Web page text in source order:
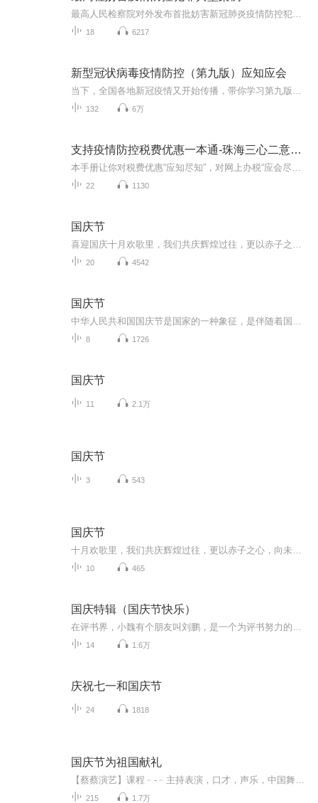
18 6217
新型冠状病毒疫情防控（第九版）应知应会
132 6万
支持疫情防控税费优惠一本通-珠海三心二意财税
22 1130
国庆节
20 4542
国庆节
8 1726
国庆节
11 2.1万
国庆节
3 543
国庆节
10 465
国庆特辑（国庆节快乐）
14 1.6万
庆祝七一和国庆节
24 1818
国庆节为祖国献礼
215 1.7万